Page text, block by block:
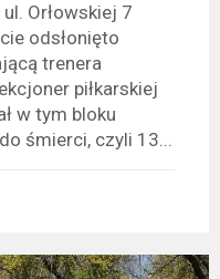
Orłowskiej 7
odsłonięto
trenera
piłkarskiej
w tym bloku
śmierci, czyli 13...